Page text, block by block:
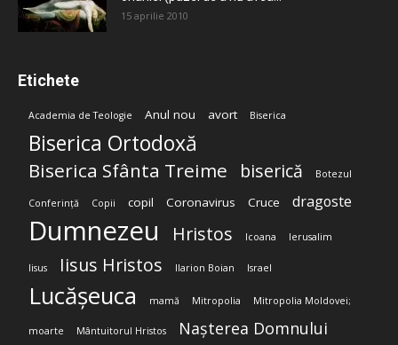
15 aprilie 2010
Etichete
Academia de Teologie Anul nou avort Biserica
Biserica Ortodoxă
Biserica Sfânta Treime biserică Botezul
Conferință Copii copil Coronavirus Cruce dragoste
Dumnezeu Hristos Icoana Ierusalim
Iisus Iisus Hristos Ilarion Boian Israel
Lucășeuca mamă Mitropolia Mitropolia Moldovei;
moarte Mântuitorul Hristos Nașterea Domnului